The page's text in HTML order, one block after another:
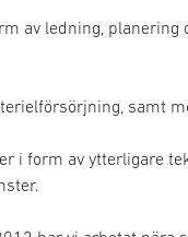
av ledning, planering
samt
i form av ytterligare